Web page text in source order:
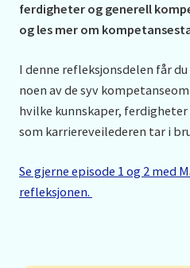
ferdigheter og generell
og les mer om
I denne refleksjonsdelen får
noen av de syv
hvilke kunnskaper,
som karriereveilederen tar i
Se gjerne episode 1 og 2 med
refleksjonen.